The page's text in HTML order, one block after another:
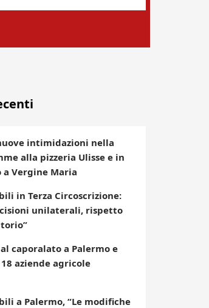
intimidazioni nella
alla pizzeria Ulisse e in
a Vergine Maria
in Terza Circoscrizione:
unilaterali, rispetto
caporalato a Palermo e
aziende agricole
a Palermo, “Le modifiche